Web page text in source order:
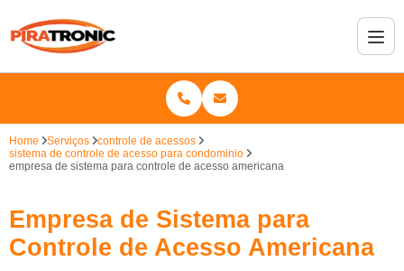
Home Serviços
controle de acessos
sistema de controle de acesso para condominio
empresa de sistema para controle de acesso americana
Empresa de Sistema para
Controle de Acesso Americana